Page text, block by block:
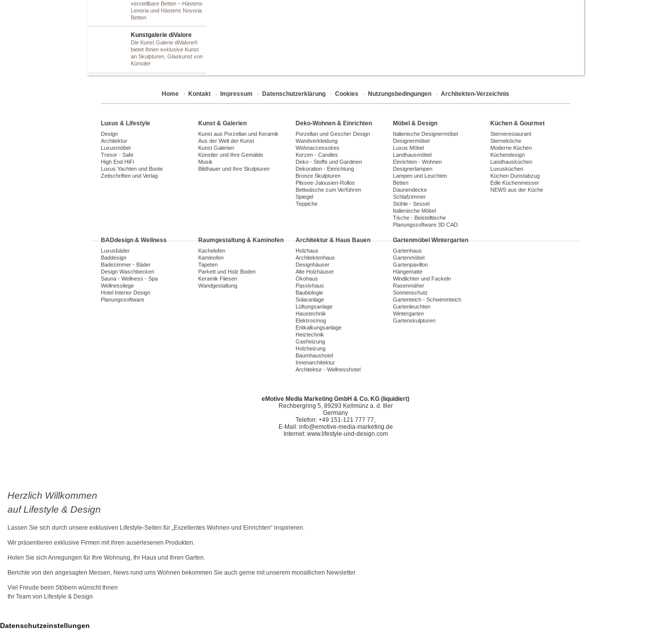
verstellbare Betten – Hästens
Lenoria und Hästens Novoria
Betten
Kunstgalerie diValore
Die Kunst Galerie diValore®
bietet Ihnen exklusive Kunst
an Skulpturen, Glaskunst von
Künstler
Home · Kontakt · Impressum · Datenschutzerklärung · Cookies · Nutzungsbedingungen · Architekten-Verzeichnis
Luxus & Lifestyle
Design
Architektur
Luxusmöbel
Tresor - Safe
High End HiFi
Luxus Yachten und Boote
Zeitschriften und Verlag
Kunst & Galerien
Kunst aus Porzellan und Keramik
Aus der Welt der Kunst
Kunst Galerien
Künstler und Ihre Gemälde
Musik
Bildhauer und Ihre Skulpturen
Deko-Wohnen & Einrichten
Porzellan und Geschirr Design
Wandverkleidung
Wohnaccessoires
Kerzen - Candles
Deko - Stoffe und Gardinen
Dekoration - Einrichtung
Bronze Skulpturen
Plissee-Jalousien-Rollos
Bettwäsche zum Verführen
Spiegel
Teppiche
Möbel & Design
Italienische Designermöbel
Designermöbel
Luxus Möbel
Landhausmöbel
Einrichten - Wohnen
Designerlampen
Lampen und Leuchten
Betten
Daunendecke
Schlafzimmer
Stühle - Sessel
Italienische Möbel
Tische - Beistelltische
Planungssoftware 3D CAD
Küchen & Gourmet
Sternerestaurant
Sterneköche
Moderne Küchen
Küchendesign
Landhausküchen
Luxusküchen
Küchen Dunstabzug
Edle Küchenmesser
NEWS aus der Küche
BADdesign & Wellness
Luxusbäder
Baddesign
Badezimmer - Bäder
Design Waschbecken
Sauna - Wellness - Spa
Wellnessliege
Hotel Interior Design
Planungssoftware
Raumgestaltung & Kaminofen
Kachelofen
Kaminofen
Tapeten
Parkett und Holz Boden
Keramik Fliesen
Wandgestaltung
Architektur & Haus Bauen
Holzhaus
Architektenhaus
Designhäuser
Alte Holzhäuser
Ökohaus
Passivhaus
Baubiologie
Solaranlage
Lüftungsanlage
Haustechnik
Elektrosmog
Entkalkungsanlage
Heiztechnik
Gasheizung
Holzheizung
Baumhaushotel
Innenarchitektur
Architektur - Wellnesshotel
Gartenmöbel Wintergarten
Gartenhaus
Gartenmöbel
Gartenpavillon
Hängematte
Windlichter und Fackeln
Rasenmäher
Sonnenschutz
Gartenteich - Schwimmteich
Gartenleuchten
Wintergarten
Gartenskulpturen
eMotive Media Marketing GmbH & Co. KG (liquidiert)
Rechbergring 5, 89293 Kellmünz a. d. Iller
Germany
Telefon: +49 151-121 777 77,
E-Mail: info@emotive-media-marketing.de
Internet: www.lifestyle-und-design.com
Herzlich Willkommen
auf Lifestyle & Design
Lassen Sie sich durch unsere exklusiven Lifestyle-Seiten für „Exzellentes Wohnen und Einrichten“ inspirieren.
Wir präsentieren exklusive Firmen mit ihren auserlesenen Produkten.
Holen Sie sich Anregungen für Ihre Wohnung, Ihr Haus und Ihren Garten.
Berichte von den angesagten Messen, News rund ums Wohnen bekommen Sie auch gerne mit unserem monatlichen Newsletter.
Viel Freude beim Stöbern wünscht Ihnen
Ihr Team von Lifestyle & Design
Datenschutzeinstellungen